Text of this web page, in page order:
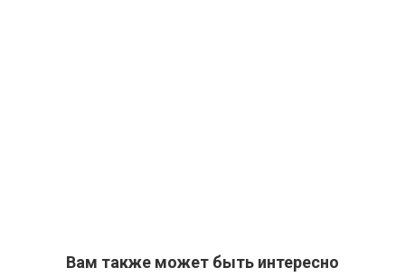
Вам также может быть интересно